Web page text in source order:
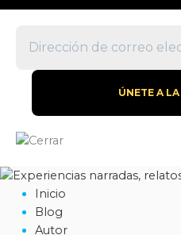
Inicio
Blog
Autor